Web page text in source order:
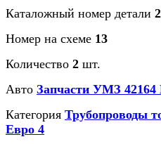
Каталожный номер детали
Номер на схеме 13
Количество 2 шт.
Авто Запчасти УМЗ 42164
Категория Трубопроводы
Евро 4